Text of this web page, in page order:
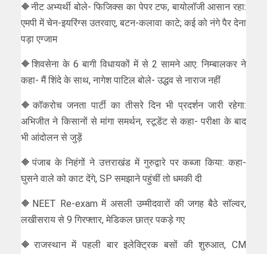
🔶नीट अभ्यर्थी बोले- फिजिक्स का पेपर टफ, बायोलॉजी आसान रहा:
एमपी में चेन-इयरिंग्स उतरवाए, बटन-कलावा काटे; कई को नंगे पैर देना
पड़ा एग्जाम
🔶शिवसेना के 6 बागी विधायकों में से 2 सामने आए: निम्बालकर ने
कहा- मैं शिंदे के साथ, नागेश पाटिल बोले- उद्धव से नाराज नहीं
🔶कॉकरोच जनता पार्टी का तीसरे दिन भी प्रदर्शन जारी रहेगा:
अभिजीत ने किसानों से मांगा समर्थन, स्टूडेंट से कहा- परीक्षा के बाद
भी आंदोलन से जुड़ें
🔶पंजाब के निहंगों ने उत्तराखंड में गुरुद्वारे पर कब्जा किया: कहा-
घुसने वाले को काट देंगे, SP समझाने पहुंचीं तो धमकी दी
🔶NEET Re-exam में असली उम्मीदवारों की जगह बैठे सॉल्वर,
लखीसराय से 9 गिरफ्तार, मेडिकल छात्र पकड़े गए
🔶राजस्थान में पहली बार इलेक्ट्रिक बसों की शुरुआत, CM